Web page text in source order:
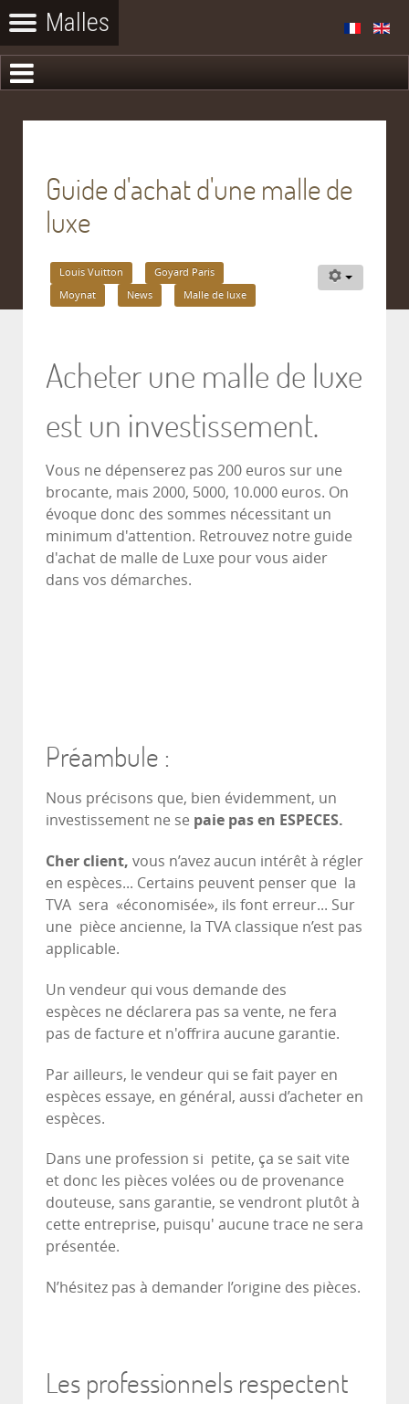
Guide d'achat d'une malle de
luxe
Louis Vuitton
Goyard Paris
Moynat
News Malle de luxe
Acheter une malle de luxe
est un investissement.
Vous ne dépenserez pas 200 euros sur une
brocante, mais 2000, 5000, 10.000 euros. On
évoque donc des sommes nécessitant un
minimum d'attention. Retrouvez notre guide
d'achat de malle de Luxe pour vous aider
dans vos démarches.
Préambule :
Nous précisons que, bien évidemment, un
investissement ne se paie pas en ESPECES.
Cher client, vous n’avez aucun intérêt à régler
en espèces... Certains peuvent penser que la
TVA sera «économisée», ils font erreur... Sur
une pièce ancienne, la TVA classique n’est pas
applicable.
Un vendeur qui vous demande des
espèces ne déclarera pas sa vente, ne fera
pas de facture et n'offrira aucune garantie.
Par ailleurs, le vendeur qui se fait payer en
espèces essaye, en général, aussi d’acheter en
espèces.
Dans une profession si petite, ça se sait vite
et donc les pièces volées ou de provenance
douteuse, sans garantie, se vendront plutôt à
cette entreprise, puisqu' aucune trace ne sera
présentée.
N’hésitez pas à demander l’origine des pièces.
Les professionnels respectent